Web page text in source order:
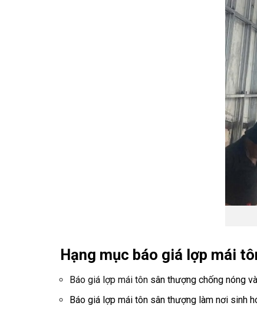
Hạng mục báo giá lợp mái
Báo giá lợp mái tôn sân thượng chống nóng
Báo giá lợp mái tôn sân thượng làm nơi sinh